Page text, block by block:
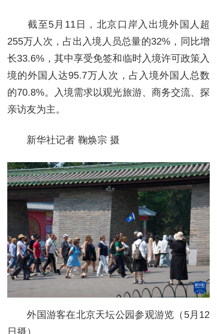
截至5月11日，北京口岸入出境外国人超
255万人次，占出入境人员总量的32%，同比增
长33.6%，其中享受免签和临时入境许可政策入
境的外国人达95.7万人次，占入境外国人总数
的70.8%。入境需求以观光旅游、商务交流、探
亲访友为主。
新华社记者 鞠焕宗 摄
外国游客在北京天坛公园参观游览（5月12
日摄）。